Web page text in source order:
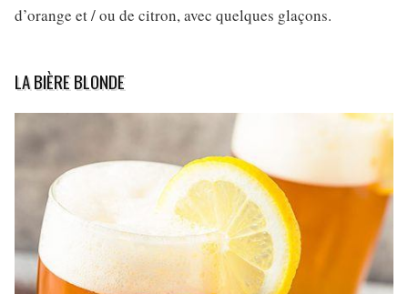
d’orange et / ou de citron, avec quelques glaçons.
LA BIÈRE BLONDE